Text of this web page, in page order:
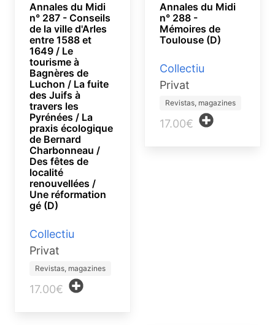
Annales du Midi
n° 287 - Conseils
de la ville d'Arles
entre 1588 et
1649 / Le
tourisme à
Bagnères de
Luchon / La fuite
des Juifs à
travers les
Pyrénées / La
praxis écologique
de Bernard
Charbonneau /
Des fêtes de
localité
renouvellées /
Une réformation
gé (D)
Collectiu
Privat
Revistas, magazines
17.00€
Annales du Midi
n° 288 -
Mémoires de
Toulouse (D)
Collectiu
Privat
Revistas, magazines
17.00€